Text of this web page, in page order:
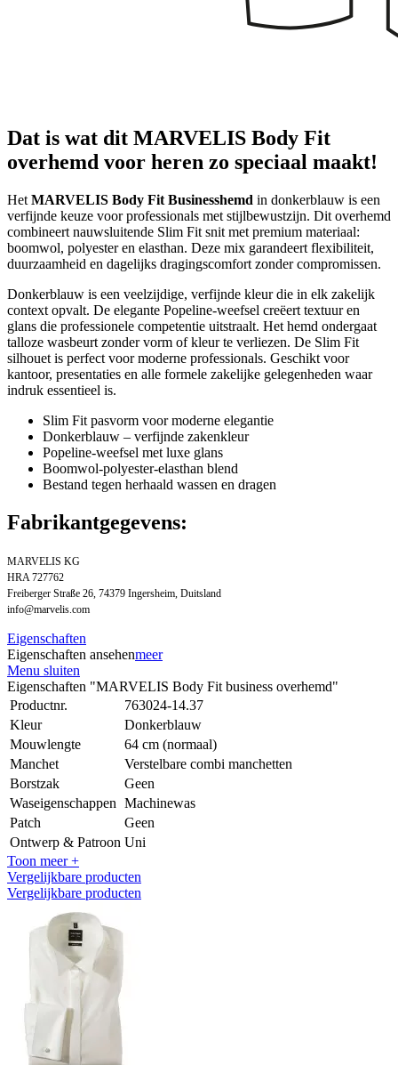
Dat is wat dit MARVELIS Body Fit
overhemd voor heren zo speciaal maakt!
Het MARVELIS Body Fit Businesshemd in donkerblauw is een
verfijnde keuze voor professionals met stijlbewustzijn. Dit overhemd
combineert nauwsluitende Slim Fit snit met premium materiaal:
boomwol, polyester en elasthan. Deze mix garandeert flexibiliteit,
duurzaamheid en dagelijks dragingscomfort zonder compromissen.
Donkerblauw is een veelzijdige, verfijnde kleur die in elk zakelijk
context opvalt. De elegante Popeline-weefsel creëert textuur en
glans die professionele competentie uitstraalt. Het hemd ondergaat
talloze wasbeurt zonder vorm of kleur te verliezen. De Slim Fit
silhouet is perfect voor moderne professionals. Geschikt voor
kantoor, presentaties en alle formele zakelijke gelegenheden waar
indruk essentieel is.
Slim Fit pasvorm voor moderne elegantie
Donkerblauw – verfijnde zakenkleur
Popeline-weefsel met luxe glans
Boomwol-polyester-elasthan blend
Bestand tegen herhaald wassen en dragen
Fabrikantgegevens:
MARVELIS KG
HRA 727762
Freiberger Straße 26, 74379 Ingersheim, Duitsland
info@marvelis.com
Eigenschaften
Eigenschaften ansehenmeer
Menu sluiten
Eigenschaften "MARVELIS Body Fit business overhemd"
Productnr.
763024-14.37
Kleur
Donkerblauw
Mouwlengte
64 cm (normaal)
Manchet
Verstelbare combi manchetten
Borstzak
Geen
Waseigenschappen Machinewas
Patch
Geen
Ontwerp & Patroon Uni
Toon meer +
Vergelijkbare producten
Vergelijkbare producten